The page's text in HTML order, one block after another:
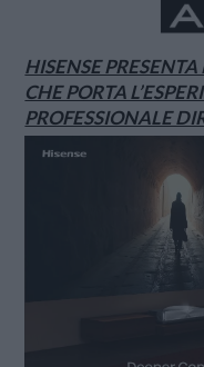
HISENSE
CHE PORTA
PROFESSIONALE